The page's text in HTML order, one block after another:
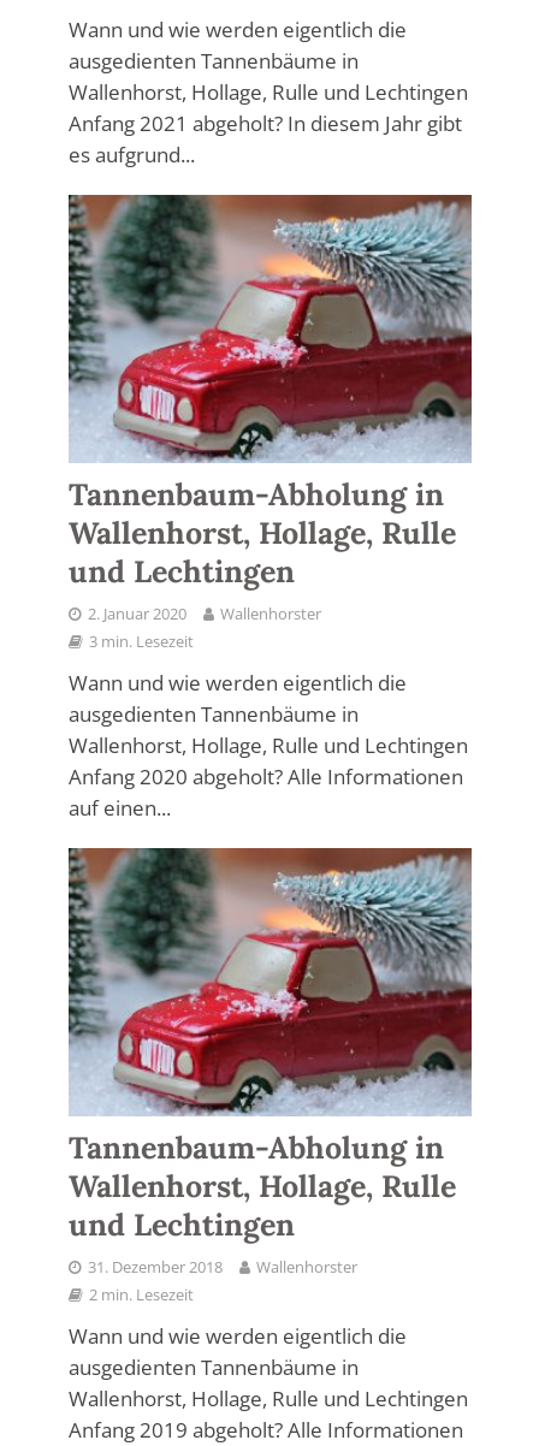
Wann und wie werden eigentlich die
ausgedienten Tannenbäume in
Wallenhorst, Hollage, Rulle und Lechtingen
Anfang 2021 abgeholt? In diesem Jahr gibt
es aufgrund...
Tannenbaum-Abholung in
Wallenhorst, Hollage, Rulle
und Lechtingen
2. Januar 2020
Wallenhorster
3 min. Lesezeit
Wann und wie werden eigentlich die
ausgedienten Tannenbäume in
Wallenhorst, Hollage, Rulle und Lechtingen
Anfang 2020 abgeholt? Alle Informationen
auf einen...
Tannenbaum-Abholung in
Wallenhorst, Hollage, Rulle
und Lechtingen
31. Dezember 2018
Wallenhorster
2 min. Lesezeit
Wann und wie werden eigentlich die
ausgedienten Tannenbäume in
Wallenhorst, Hollage, Rulle und Lechtingen
Anfang 2019 abgeholt? Alle Informationen